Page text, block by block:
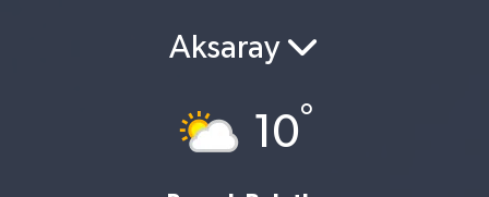
Aksaray
10°